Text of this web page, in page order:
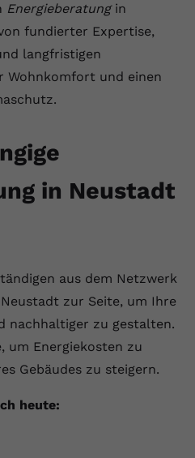
Energieberatungin
fundierter Expertise,
langfristigen
Wohnkomfort und einen
in Neustadt
aus dem Netzwerk
zur Seite, um Ihre
nachhaltiger zu gestalten.
um Energiekosten zu
Gebäudes zu steigern.
heute: